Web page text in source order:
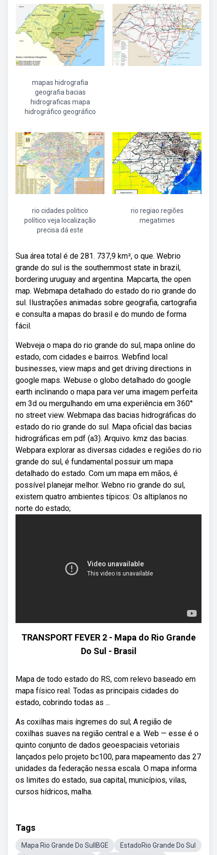
mapas hidrografia
geografia bacias
hidrograficas mapa
hidrográfico geográfico
rio cidades politico
político veja localização
precisa dá este
rio regiao regiões
megatimes
Sua área total é de 281. 737,9 km², o que. Webrio
grande do sul is the southernmost state in brazil,
bordering uruguay and argentina. Mapcarta, the open
map. Webmapa detalhado do estado do rio grande do
sul. Ilustrações animadas sobre geografia, cartografia
e consulta a mapas do brasil e do mundo de forma
fácil.
Webveja o mapa do rio grande do sul, mapa online do
estado, com cidades e bairros. Webfind local
businesses, view maps and get driving directions in
google maps. Webuse o globo detalhado do google
earth inclinando o mapa para ver uma imagem perfeita
em 3d ou mergulhando em uma experiência em 360°
no street view. Webmapa das bacias hidrográficas do
estado do rio grande do sul. Mapa oficial das bacias
hidrográficas em pdf (a3). Arquivo. kmz das bacias.
Webpara explorar as diversas cidades e regiões do rio
grande do sul, é fundamental possuir um mapa
detalhado do estado. Com um mapa em mãos, é
possível planejar melhor. Webno rio grande do sul,
existem quatro ambientes típicos: Os altiplanos no
norte do estado;
TRANSPORT FEVER 2 - Mapa do Rio Grande
Do Sul - Brasil
Mapa de todo estado do RS, com relevo baseado em
mapa físico real. Todas as principais cidades do
estado, cobrindo todas as ...
As coxilhas mais íngremes do sul; A região de
coxilhas suaves na região central e a. Web — esse é o
quinto conjunto de dados geoespaciais vetoriais
lançados pelo projeto bc100, para mapeamento das 27
unidades da federação nessa escala. O mapa informa
os limites do estado, sua capital, municípios, vilas,
cursos hídricos, malha.
Tags
Mapa Rio Grande Do SulIBGE EstadoRio Grande Do Sul